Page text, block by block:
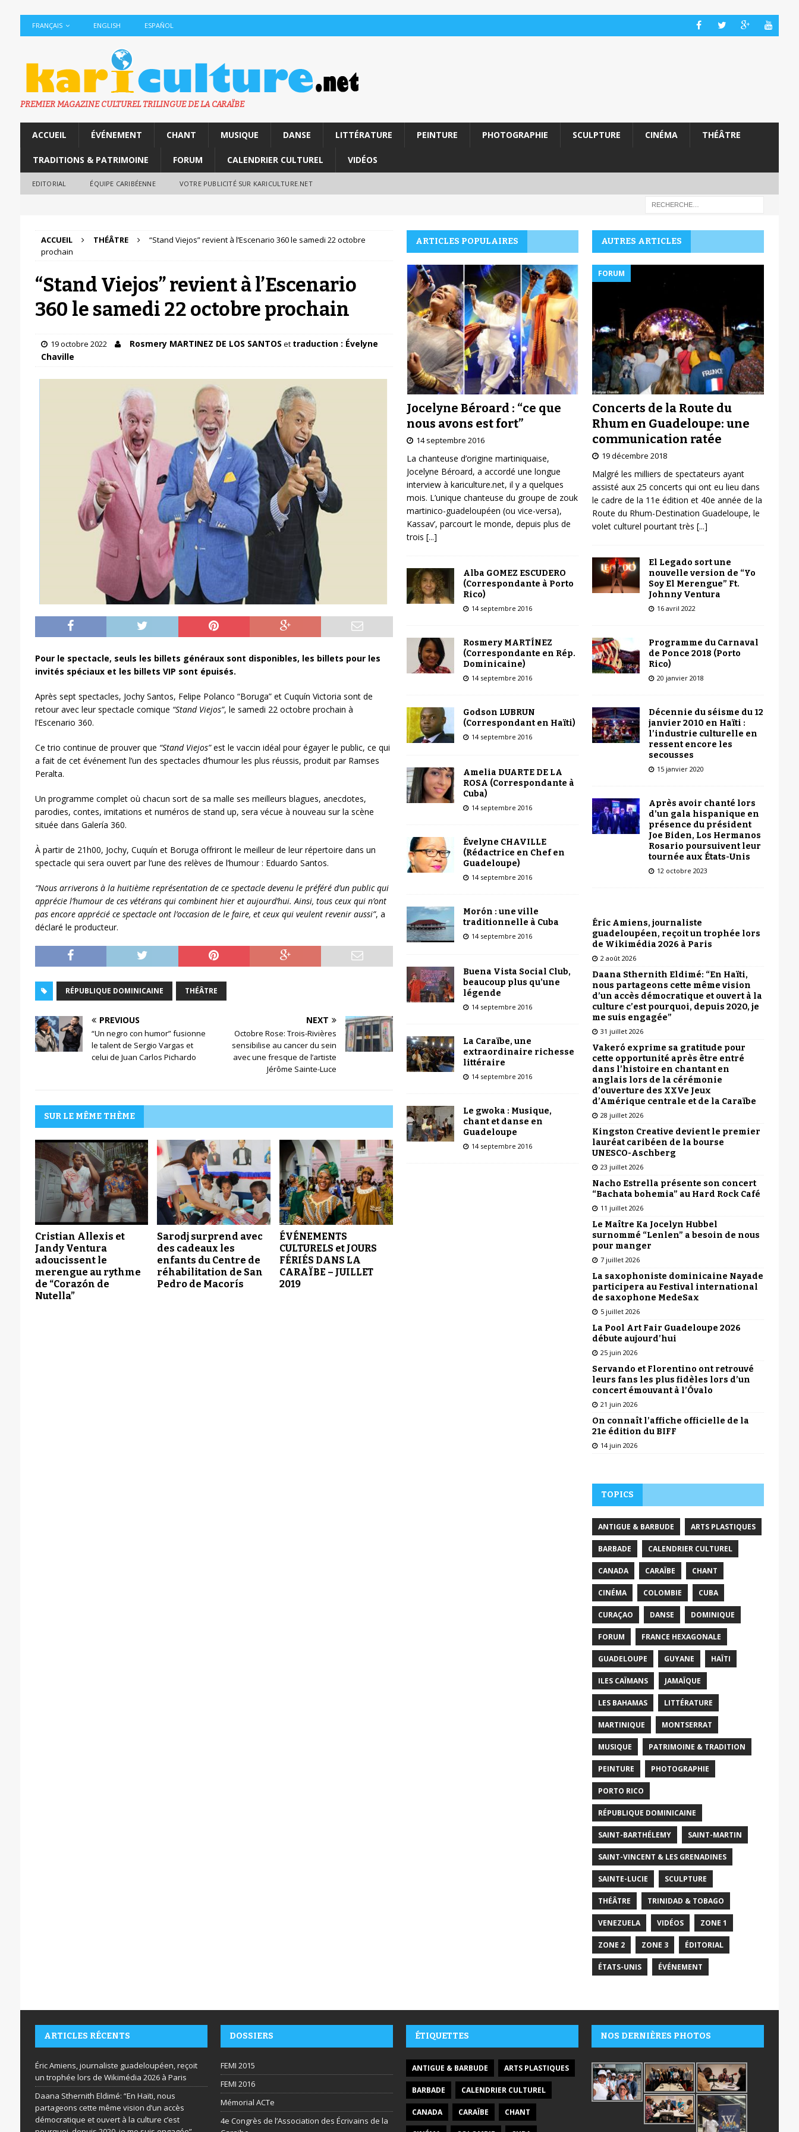
FRANÇAIS ENGLISH ESPAÑOL
PREMIER MAGAZINE CULTUREL TRILINGUE DE LA CARAÏBE
ACCUEIL ÉVÉNEMENT CHANT MUSIQUE DANSE LITTÉRATURE PEINTURE PHOTOGRAPHIE SCULPTURE CINÉMA THÉÂTRE
TRADITIONS & PATRIMOINE FORUM CALENDRIER CULTUREL VIDÉOS
EDITORIAL ÉQUIPE CARIBÉENNE VOTRE PUBLICITÉ SUR KARICULTURE.NET
ACCUEIL THÉÂTRE
“Stand Viejos” revient à l’Escenario 360 le samedi 22 octobre
prochain
“Stand Viejos” revient à l’Escenario
360 le samedi 22 octobre prochain
19 octobre 2022 Rosmery MARTINEZ DE LOS SANTOS et traduction : Évelyne
Chaville
Pour le spectacle, seuls les billets généraux sont disponibles, les billets pour les
invités spéciaux et les billets VIP sont épuisés.
Après sept spectacles, Jochy Santos, Felipe Polanco “Boruga” et Cuquín Victoria sont de
retour avec leur spectacle comique “Stand Viejos”, le samedi 22 octobre prochain à
l’Escenario 360.
Ce trio continue de prouver que “Stand Viejos”est le vaccin idéal pour égayer le public, ce qui
a fait de cet événement l’un des spectacles d’humour les plus réussis, produit par Ramses
Peralta.
Un programme complet où chacun sort de sa malle ses meilleurs blagues, anecdotes,
parodies, contes, imitations et numéros de stand up, sera vécue à nouveau sur la scène
située dans Galería 360.
À partir de 21h00, Jochy, Cuquín et Boruga offriront le meilleur de leur répertoire dans un
spectacle qui sera ouvert par l’une des relèves de l’humour : Eduardo Santos.
“Nous arriverons à la huitième représentation de ce spectacle devenu le préféré d’un public qui
apprécie l’humour de ces vétérans qui combinent hier et aujourd’hui. Ainsi, tous ceux qui n’ont
pas encore apprécié ce spectacle ont l’occasion de le faire, et ceux qui veulent revenir aussi”, a
déclaré le producteur.
RÉPUBLIQUE DOMINICAINE THÉÂTRE
PREVIOUS
“Un negro con humor” fusionne
le talent de Sergio Vargas et
celui de Juan Carlos Pichardo
NEXT
Octobre Rose: Trois-Rivières
sensibilise au cancer du sein
avec une fresque de l’artiste
Jérôme Sainte-Luce
SUR LE MÊME THÈME
Cristian Allexis et
Jandy Ventura
adoucissent le
merengue au rythme
de “Corazón de
Nutella”
Sarodj surprend avec
des cadeaux les
enfants du Centre de
réhabilitation de San
Pedro de Macorís
ÉVÉNEMENTS
CULTURELS et JOURS
FÉRIÉS DANS LA
CARAÏBE – JUILLET
2019
ARTICLES POPULAIRES
Jocelyne Béroard : “ce que
nous avons est fort”
14 septembre 2016
La chanteuse d’origine martiniquaise,
Jocelyne Béroard, a accordé une longue
interview à kariculture.net, il y a quelques
mois. L’unique chanteuse du groupe de zouk
martinico-guadeloupéen (ou vice-versa),
Kassav’, parcourt le monde, depuis plus de
trois [...]
Alba GOMEZ ESCUDERO
(Correspondante à Porto
Rico)
14 septembre 2016
Rosmery MARTÍNEZ
(Correspondante en Rép.
Dominicaine)
14 septembre 2016
Godson LUBRUN
(Correspondant en Haïti)
14 septembre 2016
Amelia DUARTE DE LA
ROSA (Correspondante à
Cuba)
14 septembre 2016
Évelyne CHAVILLE
(Rédactrice en Chef en
Guadeloupe)
14 septembre 2016
Morón : une ville
traditionnelle à Cuba
14 septembre 2016
Buena Vista Social Club,
beaucoup plus qu’une
légende
14 septembre 2016
La Caraïbe, une
extraordinaire richesse
littéraire
14 septembre 2016
Le gwoka : Musique,
chant et danse en
Guadeloupe
14 septembre 2016
AUTRES ARTICLES
FORUM
Concerts de la Route du
Rhum en Guadeloupe: une
communication ratée
19 décembre 2018
Malgré les milliers de spectateurs ayant
assisté aux 25 concerts qui ont eu lieu dans
le cadre de la 11e édition et 40e année de la
Route du Rhum-Destination Guadeloupe, le
volet culturel pourtant très [...]
El Legado sort une
nouvelle version de “Yo
Soy El Merengue” Ft.
Johnny Ventura
16 avril 2022
Programme du Carnaval
de Ponce 2018 (Porto
Rico)
20 janvier 2018
Décennie du séisme du 12
janvier 2010 en Haïti :
l’industrie culturelle en
ressent encore les
secousses
15 janvier 2020
Après avoir chanté lors
d’un gala hispanique en
présence du président
Joe Biden, Los Hermanos
Rosario poursuivent leur
tournée aux États-Unis
12 octobre 2023
Éric Amiens, journaliste
guadeloupéen, reçoit un trophée lors
de Wikimédia 2026 à Paris
2 août 2026
Daana Sthernith Eldimé: “En Haïti,
nous partageons cette même vision
d’un accès démocratique et ouvert à la
culture c’est pourquoi, depuis 2020, je
me suis engagée”
31 juillet 2026
Vakeró exprime sa gratitude pour
cette opportunité après être entré
dans l’histoire en chantant en
anglais lors de la cérémonie
d’ouverture des XXVe Jeux
d’Amérique centrale et de la Caraïbe
28 juillet 2026
Kingston Creative devient le premier
lauréat caribéen de la bourse
UNESCO-Aschberg
23 juillet 2026
Nacho Estrella présente son concert
“Bachata bohemia” au Hard Rock Café
11 juillet 2026
Le Maître Ka Jocelyn Hubbel
surnommé “Lenlen” a besoin de nous
pour manger
7 juillet 2026
La saxophoniste dominicaine Nayade
participera au Festival international
de saxophone MedeSax
5 juillet 2026
La Pool Art Fair Guadeloupe 2026
débute aujourd’hui
25 juin 2026
Servando et Florentino ont retrouvé
leurs fans les plus fidèles lors d’un
concert émouvant à l’Óvalo
21 juin 2026
On connaît l’affiche officielle de la
21e édition du BIFF
14 juin 2026
TOPICS
ANTIGUE & BARBUDE ARTS PLASTIQUES
BARBADE CALENDRIER CULTUREL
CANADA CARAÏBE CHANT
CINÉMA COLOMBIE CUBA
CURAÇAO DANSE DOMINIQUE
FORUM FRANCE HEXAGONALE
GUADELOUPE GUYANE HAÏTI
ILES CAÏMANS JAMAÏQUE
LES BAHAMAS LITTÉRATURE
MARTINIQUE MONTSERRAT
MUSIQUE PATRIMOINE & TRADITION
PEINTURE PHOTOGRAPHIE
PORTO RICO
RÉPUBLIQUE DOMINICAINE
SAINT-BARTHÉLEMY SAINT-MARTIN
SAINT-VINCENT & LES GRENADINES
SAINTE-LUCIE SCULPTURE
THÉÂTRE TRINIDAD & TOBAGO
VENEZUELA VIDÉOS ZONE 1
ZONE 2 ZONE 3 ÉDITORIAL
ÉTATS-UNIS ÉVÉNEMENT
ARTICLES RÉCENTS
Éric Amiens, journaliste guadeloupéen, reçoit
un trophée lors de Wikimédia 2026 à Paris
Daana Sthernith Eldimé: “En Haïti, nous
partageons cette même vision d’un accès
démocratique et ouvert à la culture c’est
DOSSIERS
FEMI 2015
FEMI 2016
Mémorial ACTe
4e Congrès de l’Association des Écrivains de la
ÉTIQUETTES
ANTIGUE & BARBUDE ARTS PLASTIQUES
BARBADE CALENDRIER CULTUREL
CANADA CARAÏBE CHANT
NOS DERNIÈRES PHOTOS